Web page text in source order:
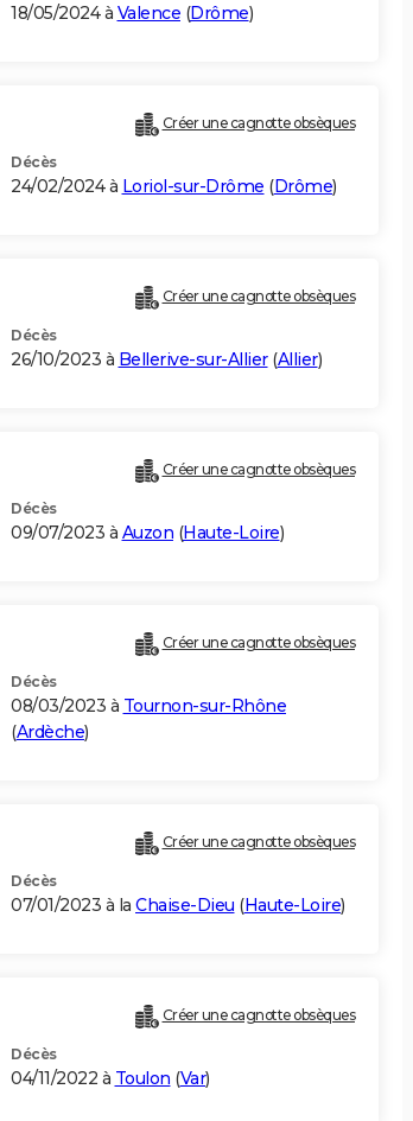
18/05/2024 à Valence (Drôme)
Créer une cagnotte obsèques
Décès
24/02/2024 à Loriol-sur-Drôme (Drôme)
Créer une cagnotte obsèques
Décès
26/10/2023 à Bellerive-sur-Allier(Allier)
Créer une cagnotte obsèques
Décès
09/07/2023 à Auzon (Haute-Loire)
Créer une cagnotte obsèques
Décès
08/03/2023 à Tournon-sur-Rhône
(Ardèche)
Créer une cagnotte obsèques
Décès
07/01/2023 à la Chaise-Dieu (Haute-Loire)
Créer une cagnotte obsèques
Décès
04/11/2022 à Toulon (Var)